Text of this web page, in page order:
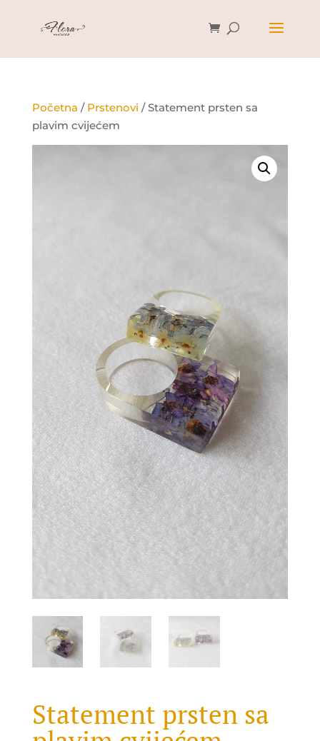
Početna / Prstenovi / Statement prsten sa
plavim cvijećem
Statement prsten sa